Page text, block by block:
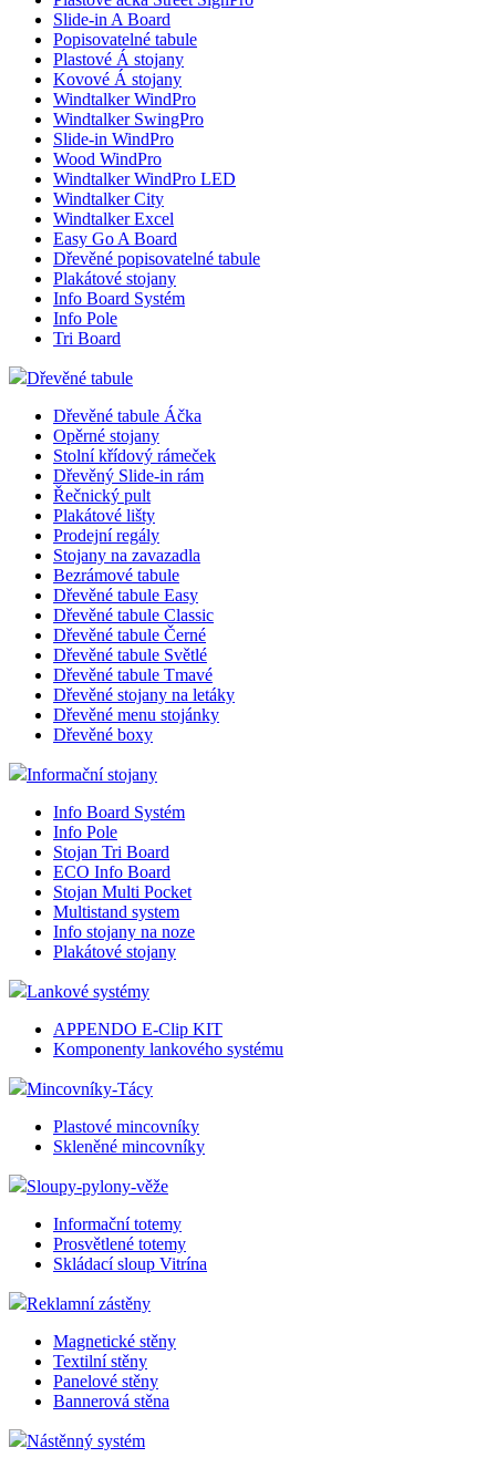
Slide-in A Board
Popisovatelné tabule
Plastové Á stojany
Kovové Á stojany
Windtalker WindPro
Windtalker SwingPro
Slide-in WindPro
Wood WindPro
Windtalker WindPro LED
Windtalker City
Windtalker Excel
Easy Go A Board
Dřevěné popisovatelné tabule
Plakátové stojany
Info Board Systém
Info Pole
Tri Board
Dřevěné tabule
Dřevěné tabule Áčka
Opěrné stojany
Stolní křídový rámeček
Dřevěný Slide-in rám
Řečnický pult
Plakátové lišty
Prodejní regály
Stojany na zavazadla
Bezrámové tabule
Dřevěné tabule Easy
Dřevěné tabule Classic
Dřevěné tabule Černé
Dřevěné tabule Světlé
Dřevěné tabule Tmavé
Dřevěné stojany na letáky
Dřevěné menu stojánky
Dřevěné boxy
Informační stojany
Info Board Systém
Info Pole
Stojan Tri Board
ECO Info Board
Stojan Multi Pocket
Multistand system
Info stojany na noze
Plakátové stojany
Lankové systémy
APPENDO E-Clip KIT
Komponenty lankového systému
Mincovníky-Tácy
Plastové mincovníky
Skleněné mincovníky
Sloupy-pylony-věže
Informační totemy
Prosvětlené totemy
Skládací sloup Vitrína
Reklamní zástěny
Magnetické stěny
Textilní stěny
Panelové stěny
Bannerová stěna
Nástěnný systém